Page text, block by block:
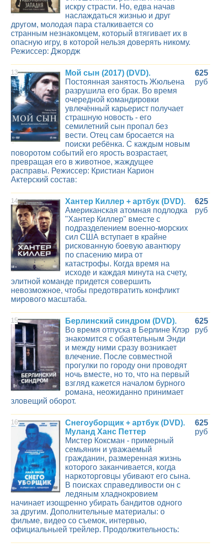
искру страсти. Но, едва начав
наслаждаться жизнью и друг
другом, молодая пара сталкивается со
странным незнакомцем, который втягивает их в
опасную игру, в которой нельзя доверять никому.
Режиссер: Джордж
13
Мой сын (2017) (DVD).
Постоянная занятость Жюльена
разрушила его брак. Во время
очередной командировки
увлечённый карьерист получает
страшную новость - его
семилетний сын пропал без
вести. Отец сам бросается на
поиски ребёнка. С каждым новым
поворотом событий его ярость возрастает,
превращая его в животное, жаждущее
расправы. Режиссер: Кристиан Карион
Актерский состав:
625
руб
14
Хантер Киллер + артбук (DVD).
Американская атомная подлодка
"Хантер Киллер" вместе с
подразделением военно-морских
сил США вступает в крайне
рискованную боевую авантюру
по спасению мира от
катастрофы. Когда время на
исходе и каждая минута на счету,
элитной команде придется совершить
невозможное, чтобы предотвратить конфликт
мирового масштаба.
625
руб
15
Берлинский синдром (DVD).
Во время отпуска в Берлине Клэр
знакомится с обаятельным Энди
и между ними сразу возникает
влечение. После совместной
прогулки по городу они проводят
ночь вместе, но то, что на первый
взгляд кажется началом бурного
романа, неожиданно принимает
зловещий оборот.
625
руб
16
Снегоуборщик + артбук (DVD).
Муланд Ханс Петтер
Мистер Коксман - примерный
семьянин и уважаемый
гражданин, размеренная жизнь
которого заканчивается, когда
наркоторговцы убивают его сына.
В поисках справедливости он с
ледяным хладнокровием
начинает изощренно убирать бандитов одного
за другим. Дополнительные материалы: о
фильме, видео со съемок, интервью,
официальныей трейлер. Продолжительность:
625
руб